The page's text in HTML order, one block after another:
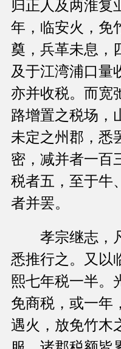
归正人及两淮复
年，临安火，免
奠，兵革未息，
及于江湾浦口量
亦并收税。而宽
路增置之税场，
未定之州郡，悉
密，减并者一百
税者五，至于牛
者并罢。
孝宗继志，凡
悉推行之。又以
熙七年税一半。
免商税，或一年
遇火，放免竹木